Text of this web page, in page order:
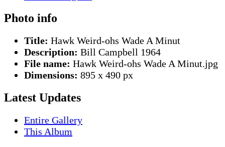
Photo info
Title: Hawk Weird-ohs Wade A Minut
Description: Bill Campbell 1964
File name: Hawk Weird-ohs Wade A Minut.jpg
Dimensions: 895 x 490 px
Latest Updates
Entire Gallery
This Album